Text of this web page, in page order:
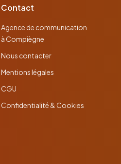
Contact
Agence de communication
à Compiègne
Nous contacter
Mentions légales
CGU
Confidentialité & Cookies